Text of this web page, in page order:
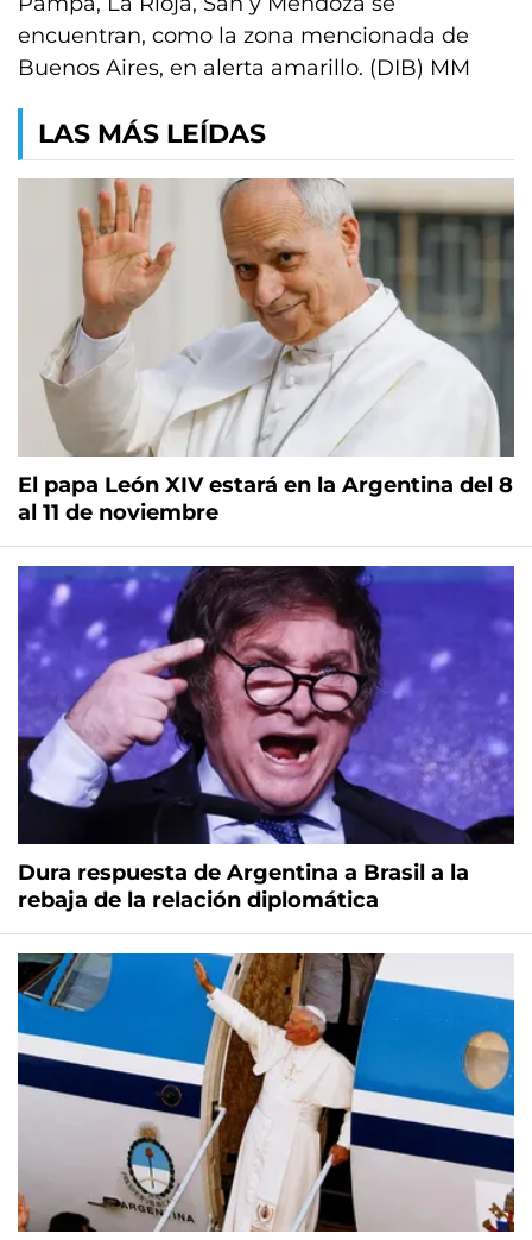
encuentran, como la zona mencionada de
Buenos Aires, en alerta amarillo. (DIB) MM
LAS MÁS LEÍDAS
El papa León XIV estará en la Argentina del 8
al 11 de noviembre
Dura respuesta de Argentina a Brasil a la
rebaja de la relación diplomática